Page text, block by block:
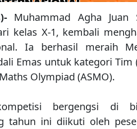
Muhammad Agha Juan
kelas X-1, kembali
Ia berhasil meraih
Emas untuk kategori Tim
Olympiad (ASMO).
bergengsi di
tahun ini diikuti oleh